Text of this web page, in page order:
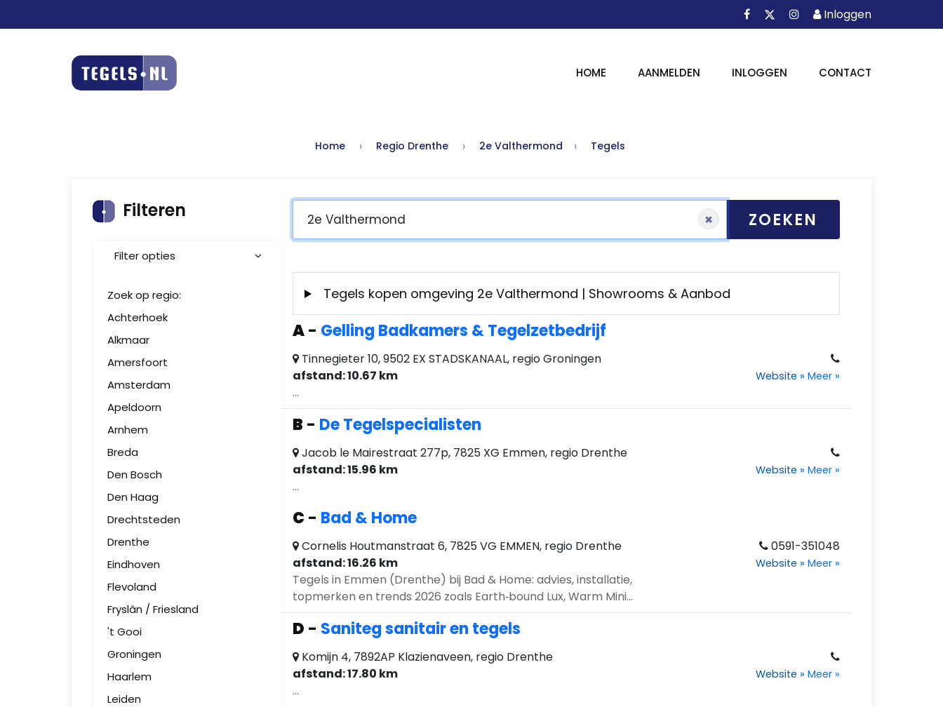
FacebookInstagram
Inloggen
Inloggen
HOME AANMELDEN INLOGGEN CONTACT
Home Regio Drenthe 2e Valthermond Tegels
× ZOEKEN
Tegels kopen omgeving 2e Valthermond | Showrooms & Aanbod
A- Gelling Badkamers & Tegelzetbedrijf
Tinnegieter 10, 9502 EX STADSKANAAL, regio Groningen
afstand: 10.67 km
...
Website » Meer »
B - De Tegelspecialisten
Jacob le Mairestraat 277p, 7825 XG Emmen, regio Drenthe
afstand: 15.96 km
...
Website » Meer »
C - Bad & Home
Cornelis Houtmanstraat 6, 7825 VG EMMEN, regio Drenthe
afstand: 16.26 km
Tegels in Emmen (Drenthe) bij Bad & Home: advies, installatie,
topmerken en trends 2026 zoals Earth‑bound Lux, Warm Mini...
0591-351048
Website » Meer »
D - Saniteg sanitair en tegels
Komijn 4, 7892AP Klazienaveen, regio Drenthe
afstand: 17.80 km
...
Website » Meer »
Filteren
Filter opties
Zoek op regio:
Achterhoek
Alkmaar
Amersfoort
Amsterdam
Apeldoorn
Arnhem
Breda
Den Bosch
Den Haag
Drechtsteden
Drenthe
Eindhoven
Flevoland
Fryslân / Friesland
't Gooi
Groningen
Haarlem
Leiden